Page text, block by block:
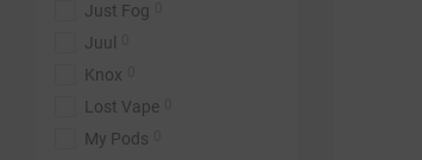
Just Fog
Juul
Knox
Lost Vape
My Pods